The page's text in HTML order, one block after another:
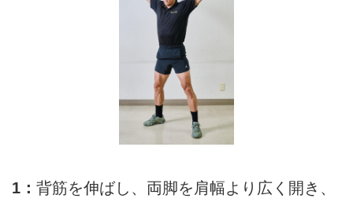
1： 背筋を伸ばし、両脚を肩幅より広く開き、